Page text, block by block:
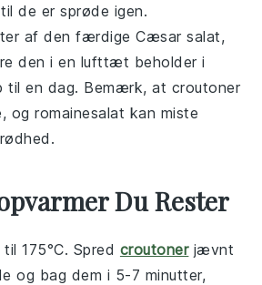
de er sprøde igen.
af den færdigeCæsar salat,
den i en lufttæt beholder i
til en dag. Bemærk, at croutoner
ogromainesalat kan miste
Du Rester
175°C. Spred croutonerjævnt
og bag dem i 5-7 minutter,